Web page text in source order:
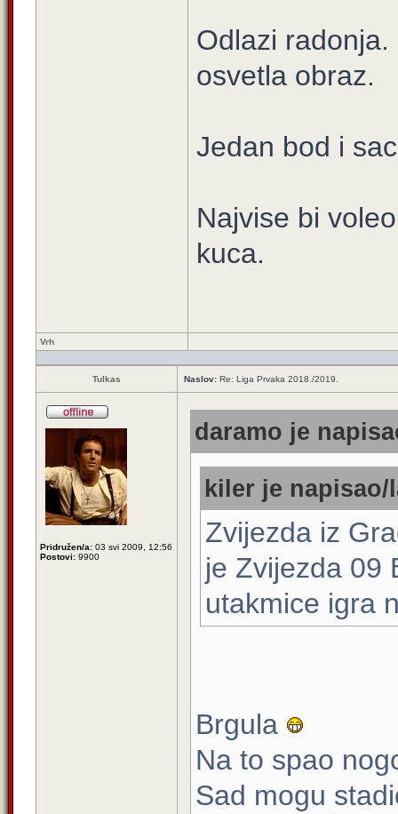
Odlazi
osvetla obraz.
Jedan bod i
Najvise bi
kuca.
Vrh
Tulkas Naslov: Re: Liga Prvaka 2018./2019.
Pridružen/a: 03 svi 2009, 12:56
Postovi: 9900
daramo je
kiler je napisao/
Zvijezda iz
je Zvijezda 09
utakmice igra
Brgula
Na to spao
Sad mogu